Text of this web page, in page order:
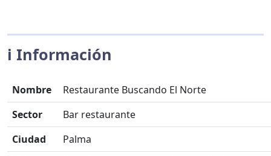
ℹ️ Información
Nombre
Restaurante Buscando El Norte
Sector
Bar restaurante
Ciudad
Palma